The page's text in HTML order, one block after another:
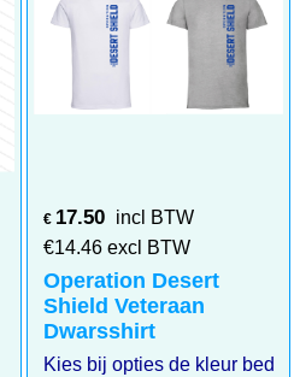
€ 17.50 incl BTW
€14.46 excl BTW
Operation Desert
Shield Veteraan
Dwarsshirt
Kies bij opties de kleur